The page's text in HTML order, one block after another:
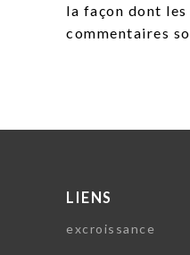
la façon dont les
commentaires
LIENS
excroissance